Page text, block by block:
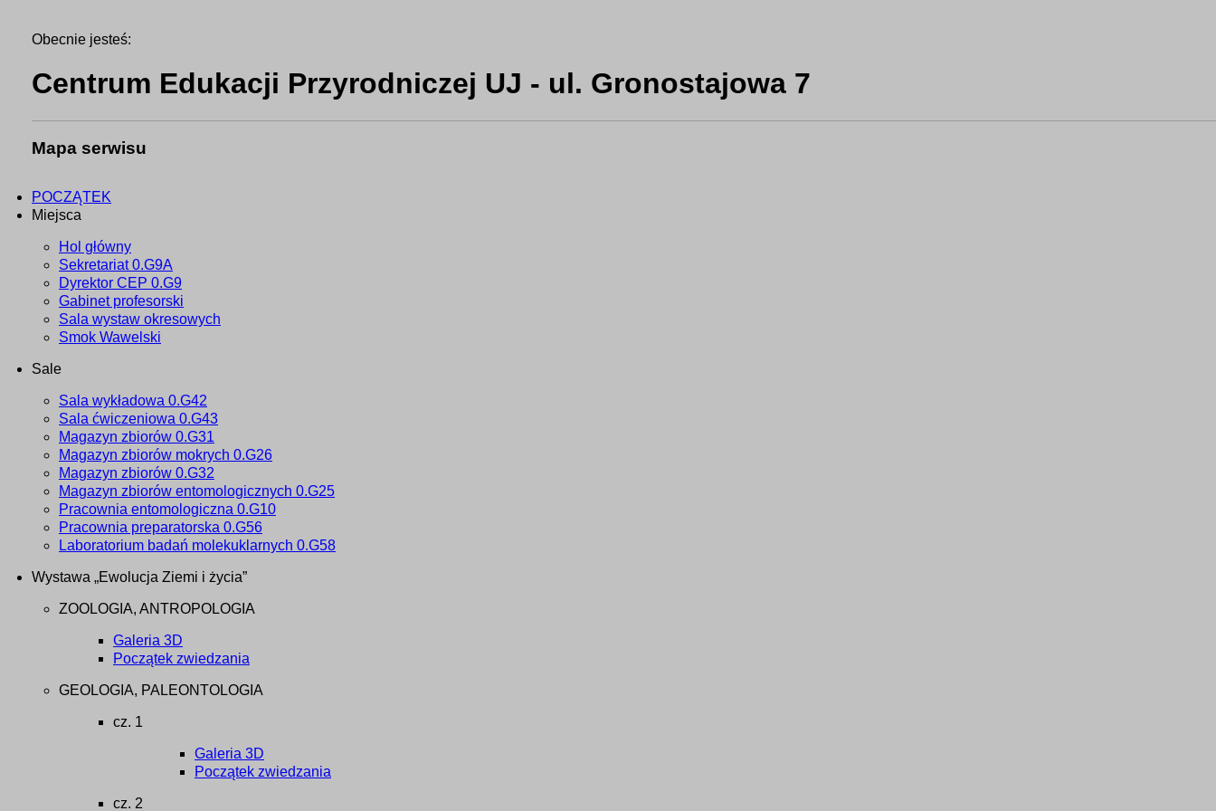
Obecnie jesteś:
Centrum Edukacji Przyrodniczej UJ - ul. Gronostajowa 7
Mapa serwisu
POCZĄTEK
Miejsca
Hol główny
Sekretariat 0.G9A
Dyrektor CEP 0.G9
Gabinet profesorski
Sala wystaw okresowych
Smok Wawelski
Sale
Sala wykładowa 0.G42
Sala ćwiczeniowa 0.G43
Magazyn zbiorów 0.G31
Magazyn zbiorów mokrych 0.G26
Magazyn zbiorów 0.G32
Magazyn zbiorów entomologicznych 0.G25
Pracownia entomologiczna 0.G10
Pracownia preparatorska 0.G56
Laboratorium badań molekuklarnych 0.G58
Wystawa „Ewolucja Ziemi i życia”
ZOOLOGIA, ANTROPOLOGIA
Galeria 3D
Początek zwiedzania
GEOLOGIA, PALEONTOLOGIA
cz. 1
Galeria 3D
Początek zwiedzania
cz. 2